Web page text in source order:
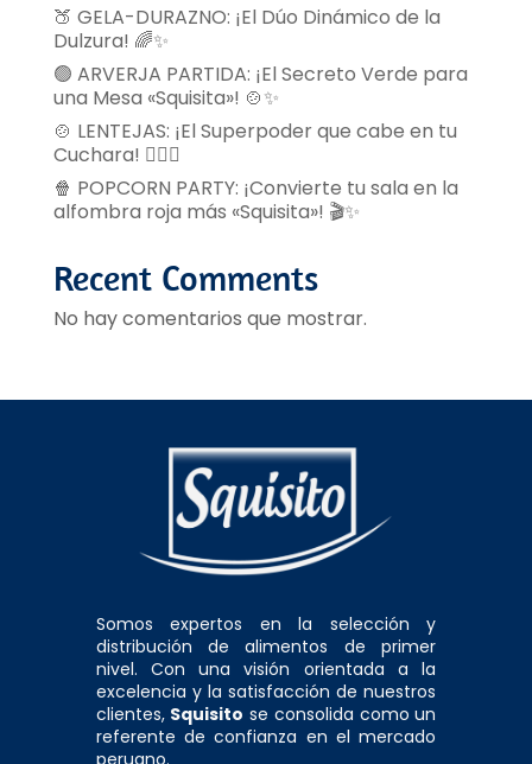
🍑 GELA-DURAZNO: ¡El Dúo Dinámico de la
Dulzura! 🌈✨
🟢 ARVERJA PARTIDA: ¡El Secreto Verde para
una Mesa «Squisita»! 🍲✨
🍲 LENTEJAS: ¡El Superpoder que cabe en tu
Cuchara! 🦸‍♂️✨
🍿 POPCORN PARTY: ¡Convierte tu sala en la
alfombra roja más «Squisita»! 🎬✨
Recent Comments
No hay comentarios que mostrar.
Somos expertos en la selección y
distribución de alimentos de primer
nivel. Con una visión orientada a la
excelencia y la satisfacción de nuestros
clientes, Squisito se consolida como un
referente de confianza en el mercado